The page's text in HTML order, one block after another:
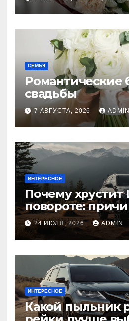
СЕМЬЯ
Романтические
свадьбы
7 АВГУСТА, 2026 ADMIN
ИНТЕРЕСНОЕ
Почему
повороте:
диагностика
24 ИЮЛЯ, 2026 ADMIN
ИНТЕРЕСНОЕ
Какой пыльник